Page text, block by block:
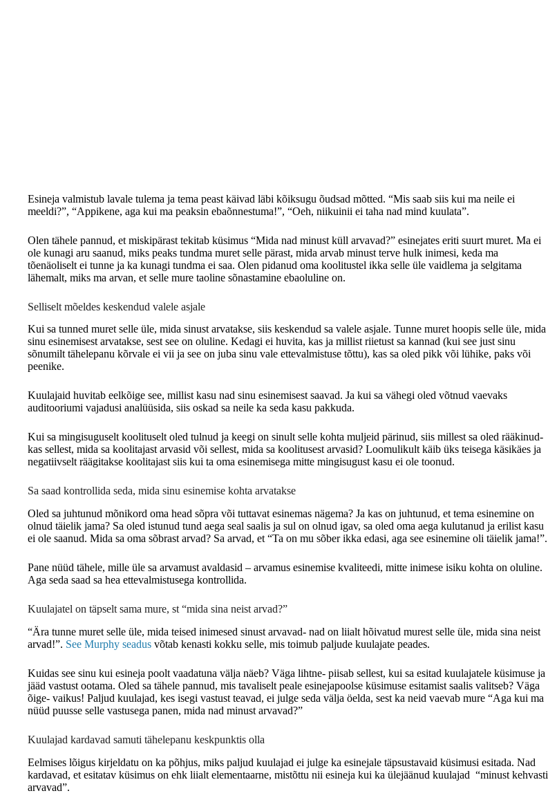
Esineja valmistub lavale tulema ja tema peast käivad läbi kõiksugu õudsad mõtted. “Mis saab siis kui ma neile ei
meeldi?”, “Appikene, aga kui ma peaksin ebaõnnestuma!”, “Oeh, niikuinii ei taha nad mind kuulata”.
Olen tähele pannud, et miskipärast tekitab küsimus “Mida nad minust küll arvavad?” esinejates eriti suurt muret. Ma ei
ole kunagi aru saanud, miks peaks tundma muret selle pärast, mida arvab minust terve hulk inimesi, keda ma
tõenäoliselt ei tunne ja ka kunagi tundma ei saa. Olen pidanud oma koolitustel ikka selle üle vaidlema ja selgitama
lähemalt, miks ma arvan, et selle mure taoline sõnastamine ebaoluline on.
Selliselt mõeldes keskendud valele asjale
Kui sa tunned muret selle üle, mida sinust arvatakse, siis keskendud sa valele asjale. Tunne muret hoopis selle üle, mida
sinu esinemisest arvatakse, sest see on oluline. Kedagi ei huvita, kas ja millist riietust sa kannad (kui see just sinu
sõnumilt tähelepanu kõrvale ei vii ja see on juba sinu vale ettevalmistuse tõttu), kas sa oled pikk või lühike, paks või
peenike.
Kuulajaid huvitab eelkõige see, millist kasu nad sinu esinemisest saavad. Ja kui sa vähegi oled võtnud vaevaks
auditooriumi vajadusi analüüsida, siis oskad sa neile ka seda kasu pakkuda.
Kui sa mingisuguselt koolituselt oled tulnud ja keegi on sinult selle kohta muljeid pärinud, siis millest sa oled rääkinud-
kas sellest, mida sa koolitajast arvasid või sellest, mida sa koolitusest arvasid? Loomulikult käib üks teisega käsikäes ja
negatiivselt räägitakse koolitajast siis kui ta oma esinemisega mitte mingisugust kasu ei ole toonud.
Sa saad kontrollida seda, mida sinu esinemise kohta arvatakse
Oled sa juhtunud mõnikord oma head sõpra või tuttavat esinemas nägema? Ja kas on juhtunud, et tema esinemine on
olnud täielik jama? Sa oled istunud tund aega seal saalis ja sul on olnud igav, sa oled oma aega kulutanud ja erilist kasu
ei ole saanud. Mida sa oma sõbrast arvad? Sa arvad, et “Ta on mu sõber ikka edasi, aga see esinemine oli täielik jama!”.
Pane nüüd tähele, mille üle sa arvamust avaldasid – arvamus esinemise kvaliteedi, mitte inimese isiku kohta on oluline.
Aga seda saad sa hea ettevalmistusega kontrollida.
Kuulajatel on täpselt sama mure, st “mida sina neist arvad?”
“Ära tunne muret selle üle, mida teised inimesed sinust arvavad- nad on liialt hõivatud murest selle üle, mida sina neist
arvad!”. See Murphy seadus võtab kenasti kokku selle, mis toimub paljude kuulajate peades.
Kuidas see sinu kui esineja poolt vaadatuna välja näeb? Väga lihtne- piisab sellest, kui sa esitad kuulajatele küsimuse ja
jääd vastust ootama. Oled sa tähele pannud, mis tavaliselt peale esinejapoolse küsimuse esitamist saalis valitseb? Väga
õige- vaikus! Paljud kuulajad, kes isegi vastust teavad, ei julge seda välja öelda, sest ka neid vaevab mure “Aga kui ma
nüüd puusse selle vastusega panen, mida nad minust arvavad?”
Kuulajad kardavad samuti tähelepanu keskpunktis olla
Eelmises lõigus kirjeldatu on ka põhjus, miks paljud kuulajad ei julge ka esinejale täpsustavaid küsimusi esitada. Nad
kardavad, et esitatav küsimus on ehk liialt elementaarne, mistõttu nii esineja kui ka ülejäänud kuulajad “minust kehvasti
arvavad”.